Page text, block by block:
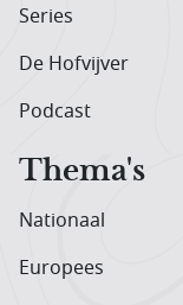
Series
De Hofvijver
Podcast
Thema's
Nationaal
Europees